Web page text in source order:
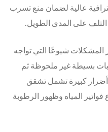
عالية لضمان منع تسرب
التلف على المدى الطويل.
شيوعًا التي تواجه
بسيطة غير ملحوظة ثم
كبيرة تشمل تشقق
المياه وظهور الرطوبة